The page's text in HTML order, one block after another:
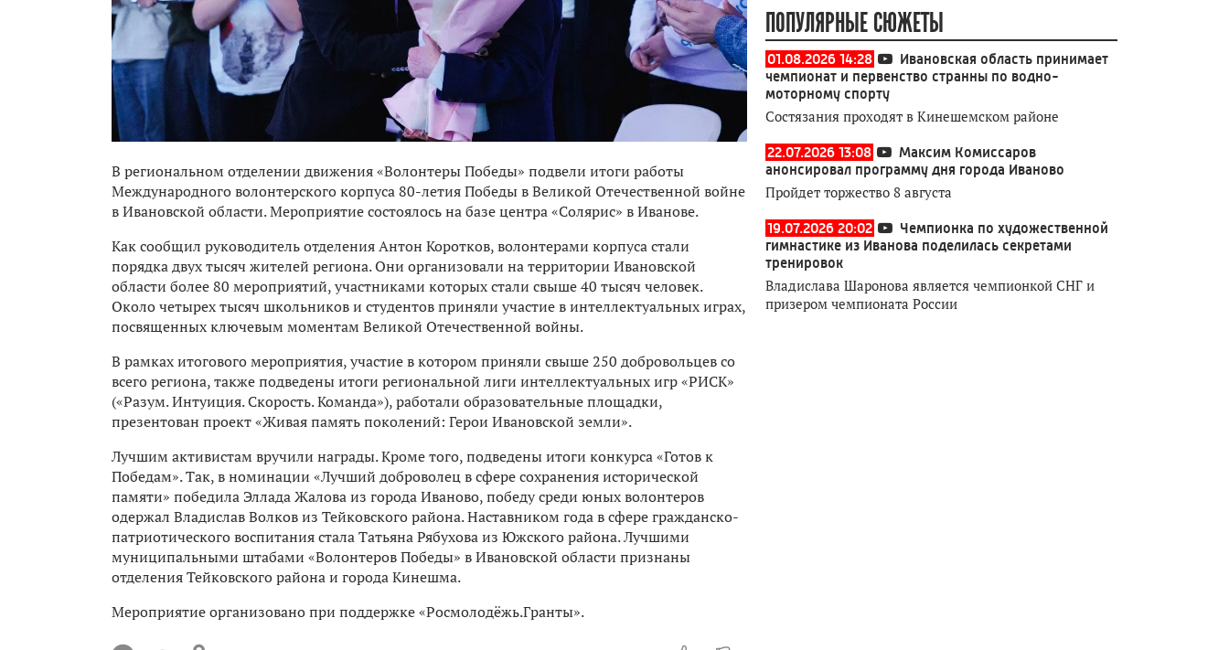
В региональном отделении движения «Волонтеры Победы» подвели итоги работы
Международного волонтерского корпуса 80-летия Победы в Великой Отечественной войне
в Ивановской области. Мероприятие состоялось на базе центра «Солярис» в Иванове.
Как сообщил руководитель отделения Антон Коротков, волонтерами корпуса стали
порядка двух тысяч жителей региона. Они организовали на территории Ивановской
области более 80 мероприятий, участниками которых стали свыше 40 тысяч человек.
Около четырех тысяч школьников и студентов приняли участие в интеллектуальных играх,
посвященных ключевым моментам Великой Отечественной войны.
В рамках итогового мероприятия, участие в котором приняли свыше 250 добровольцев со
всего региона, также подведены итоги региональной лиги интеллектуальных игр «РИСК»
(«Разум. Интуиция. Скорость. Команда»), работали образовательные площадки,
презентован проект «Живая память поколений: Герои Ивановской земли».
Лучшим активистам вручили награды. Кроме того, подведены итоги конкурса «Готов к
Победам». Так, в номинации «Лучший доброволец в сфере сохранения исторической
памяти» победила Эллада Жалова из города Иваново, победу среди юных волонтеров
одержал Владислав Волков из Тейковского района. Наставником года в сфере гражданско-
патриотического воспитания стала Татьяна Рябухова из Южского района. Лучшими
муниципальными штабами «Волонтеров Победы» в Ивановской области признаны
отделения Тейковского района и города Кинешма.
Мероприятие организовано при поддержке «Росмолодёжь.Гранты».
ПОПУЛЯРНЫЕ СЮЖЕТЫ
01.08.2026 14:28
Ивановская область принимает
чемпионат и первенство странны по водно-
моторному спорту
Состязания проходят в Кинешемском районе
22.07.2026 13:08
Максим Комиссаров
анонсировал программу дня города Иваново
Пройдет торжество 8 августа
19.07.2026 20:02
Чемпионка по художественной
гимнастике из Иванова поделилась секретами
тренировок
Владислава Шаронова является чемпионкой СНГ и
призером чемпионата России